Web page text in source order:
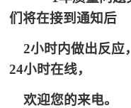
们将在接到通知后
2小时内做出反应
24小时在线，
欢迎您的来电。